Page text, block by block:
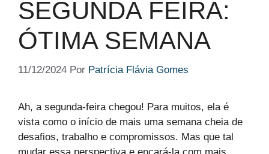
SEGUNDA FEIRA​:
ÓTIMA SEMANA
11/12/2024 Por Patrícia Flávia Gomes
Ah, a segunda-feira chegou! Para muitos, ela é
vista como o início de mais uma semana cheia de
desafios, trabalho e compromissos. Mas que tal